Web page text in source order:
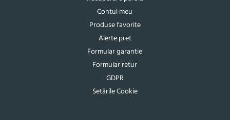
Contul meu
Produse favorite
Alerte pret
Formular garantie
Formular retur
GDPR
Setările Cookie